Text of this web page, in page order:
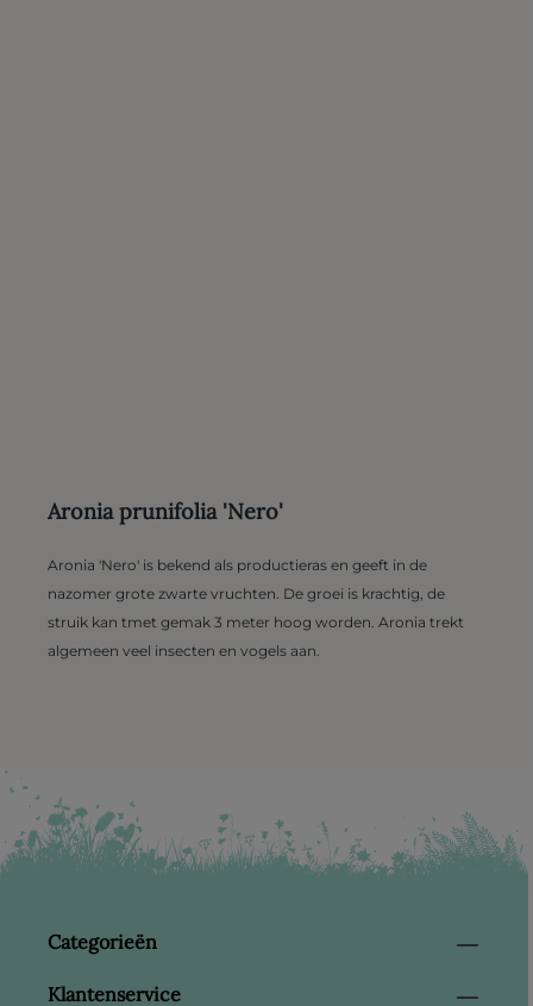
Aronia prunifolia 'Nero'
Aronia 'Nero' is bekend als productieras en geeft in de
nazomer grote zwarte vruchten. De groei is krachtig, de
struik kan tmet gemak 3 meter hoog worden. Aronia trekt
algemeen veel insecten en vogels aan.
Categorieën
Klantenservice